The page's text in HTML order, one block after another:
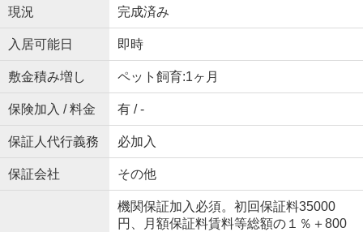
現況 完成済み
入居可能日 即時
敷金積み増し ペット飼育:1ヶ月
保険加入 / 料金 有 / -
保証人代行義務 必加入
保証会社 その他
機関保証加入必須。初回保証料35000
円、月額保証料賃料等総額の１％＋800